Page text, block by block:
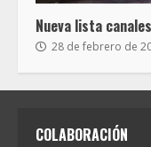
Nueva lista
28 de febrero de
COLABORACIÓN